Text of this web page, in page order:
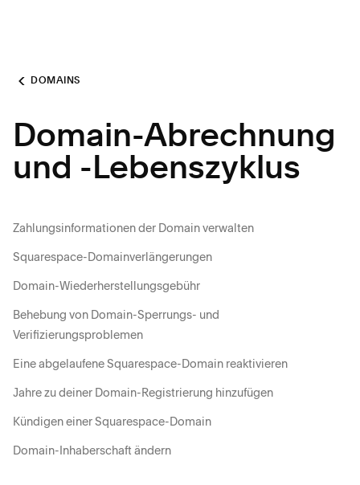
DOMAINS
Domain-Abrechnung
und -Lebenszyklus
Zahlungsinformationen der Domain verwalten
Squarespace-Domainverlängerungen
Domain-Wiederherstellungsgebühr
Behebung von Domain-Sperrungs- und
Verifizierungsproblemen
Eine abgelaufene Squarespace-Domain reaktivieren
Jahre zu deiner Domain-Registrierung hinzufügen
Kündigen einer Squarespace-Domain
Domain-Inhaberschaft ändern